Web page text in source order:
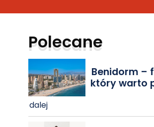
Polecane
Benidorm –
który warto
dalej